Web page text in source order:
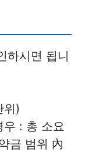
하시면 됩니
위)
: 총 소요
금 범위 內